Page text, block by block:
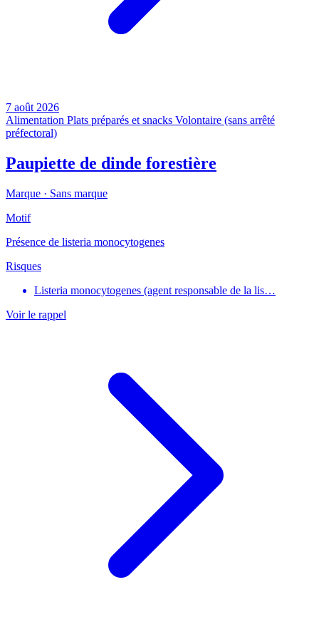
7 août 2026
Alimentation Plats préparés et snacks Volontaire (sans arrêté
préfectoral)
Paupiette de dinde forestière
Marque · Sans marque
Motif
Présence de listeria monocytogenes
Risques
Listeria monocytogenes (agent responsable de la lis…
Voir le rappel